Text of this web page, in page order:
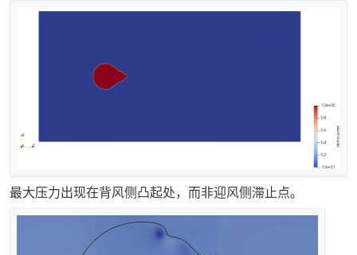
最大压力出现在背风侧凸起处，而非迎风侧滞止点。